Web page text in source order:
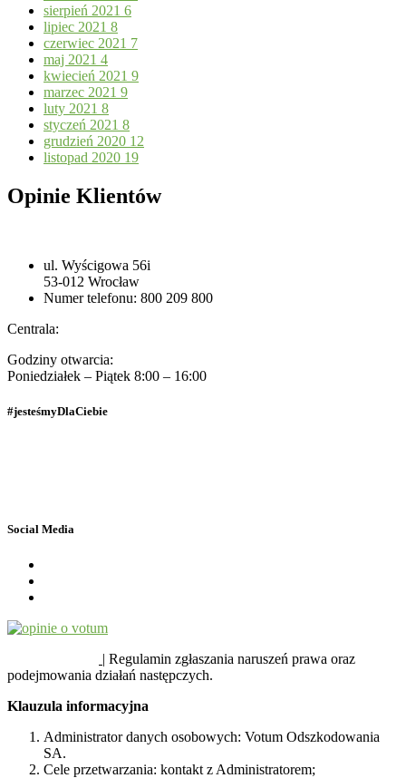
sierpień 2021 6
lipiec 2021 8
czerwiec 2021 7
maj 2021 4
kwiecień 2021 9
marzec 2021 9
luty 2021 8
styczeń 2021 8
grudzień 2020 12
listopad 2020 19
Opinie Klientów
ul. Wyścigowa 56i
53-012 Wrocław
Numer telefonu: 800 209 800
Centrala:
Godziny otwarcia:
Poniedziałek – Piątek 8:00 – 16:00
#jesteśmyDlaCiebie
Social Media
| Regulamin zgłaszania naruszeń prawa oraz
podejmowania działań następczych.
Klauzula informacyjna
Administrator danych osobowych: Votum Odszkodowania
SA.
Cele przetwarzania: kontakt z Administratorem;